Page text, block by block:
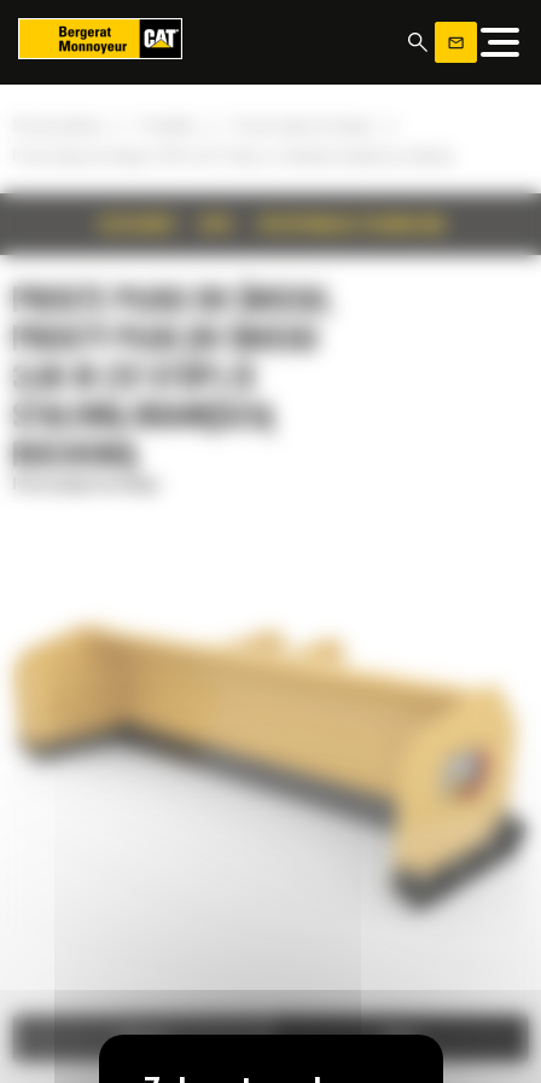
PROSTE PŁUGI DO ŚNIEGU,
PROSTY PŁUG DO ŚNIEGU
3,66 M (12 STÓP) ZE
STALOWĄ KRAWĘDZIĄ
RUCHOMĄ
Zdjęcia Video
Panel zarządzania plikami cookies